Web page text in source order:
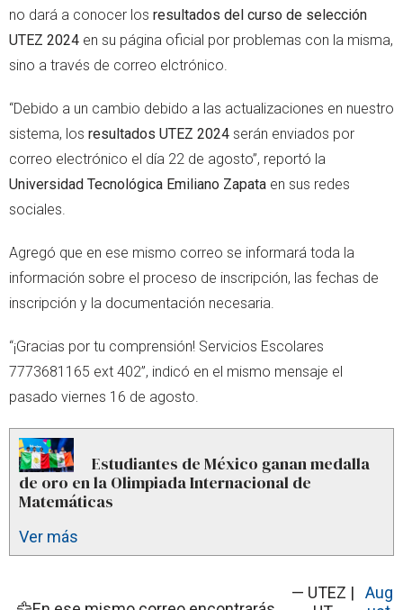
no dará a conocer los resultados del curso de selección
UTEZ 2024 en su página oficial por problemas con la misma,
sino a través de correo elctrónico.
“Debido a un cambio debido a las actualizaciones en nuestro
sistema, los resultados UTEZ 2024 serán enviados por
correo electrónico el día 22 de agosto”, reportó la
Universidad Tecnológica Emiliano Zapata en sus redes
sociales.
Agregó que en ese mismo correo se informará toda la
información sobre el proceso de inscripción, las fechas de
inscripción y la documentación necesaria.
“¡Gracias por tu comprensión! Servicios Escolares
7773681165 ext 402”, indicó en el mismo mensaje el
pasado viernes 16 de agosto.
Estudiantes de México ganan medalla
de oro en la Olimpiada Internacional de
Matemáticas
Ver más
— UTEZ |
Aug